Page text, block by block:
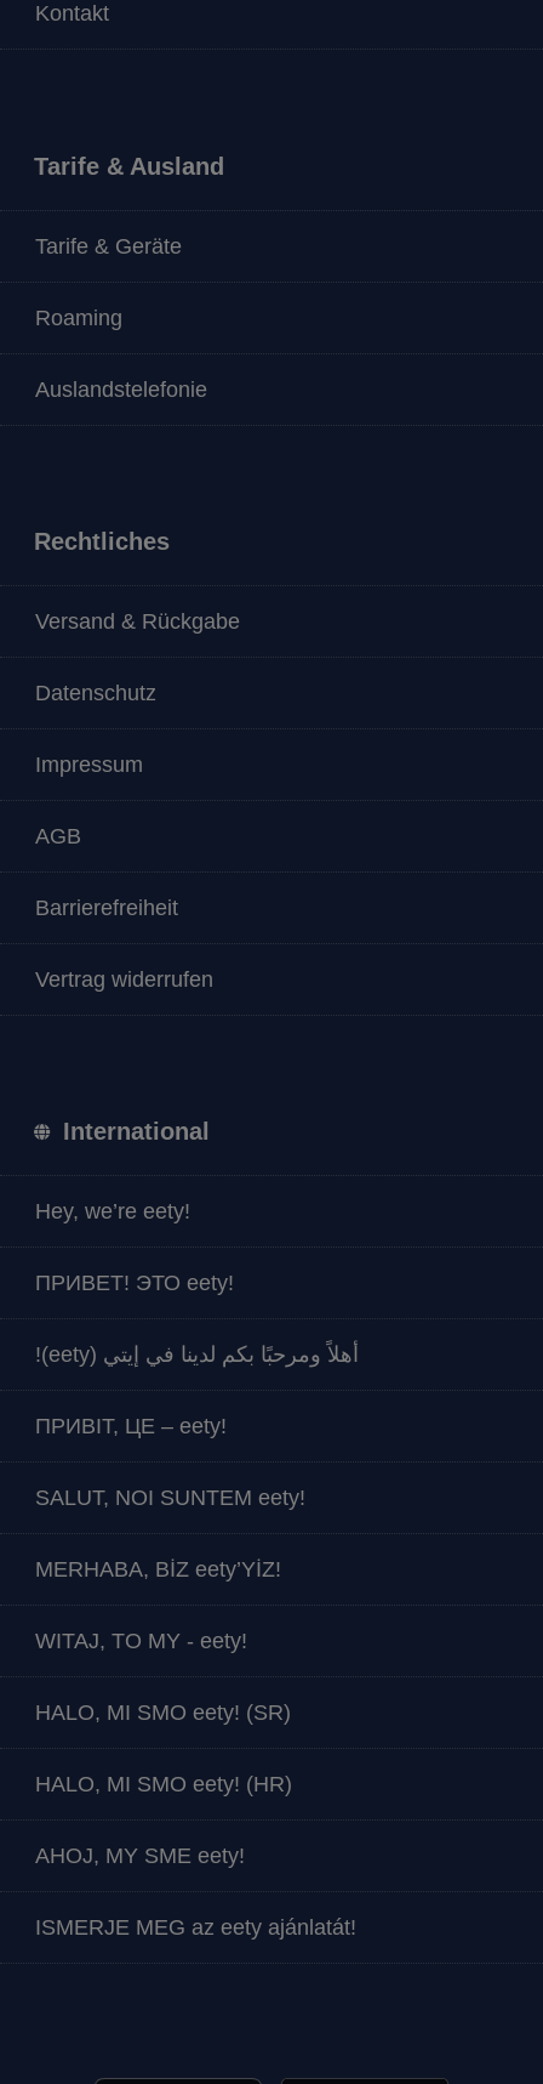
Kontakt
Tarife & Ausland
Tarife & Geräte
Roaming
Auslandstelefonie
Rechtliches
Versand & Rückgabe
Datenschutz
Impressum
AGB
Barrierefreiheit
Vertrag widerrufen
International
Hey, we’re eety!
ПРИВЕТ! ЭТО eety!
أهلاً ومرحبًا بكم لدينا في إيتي (eety)!
ПРИВІТ, ЦЕ – eety!
SALUT, NOI SUNTEM eety!
MERHABA, BİZ eety’YİZ!
WITAJ, TO MY - eety!
HALO, MI SMO eety! (SR)
HALO, MI SMO eety! (HR)
AHOJ, MY SME eety!
ISMERJE MEG az eety ajánlatát!